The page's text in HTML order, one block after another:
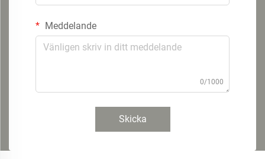
Meddelande
0/1000
Skicka